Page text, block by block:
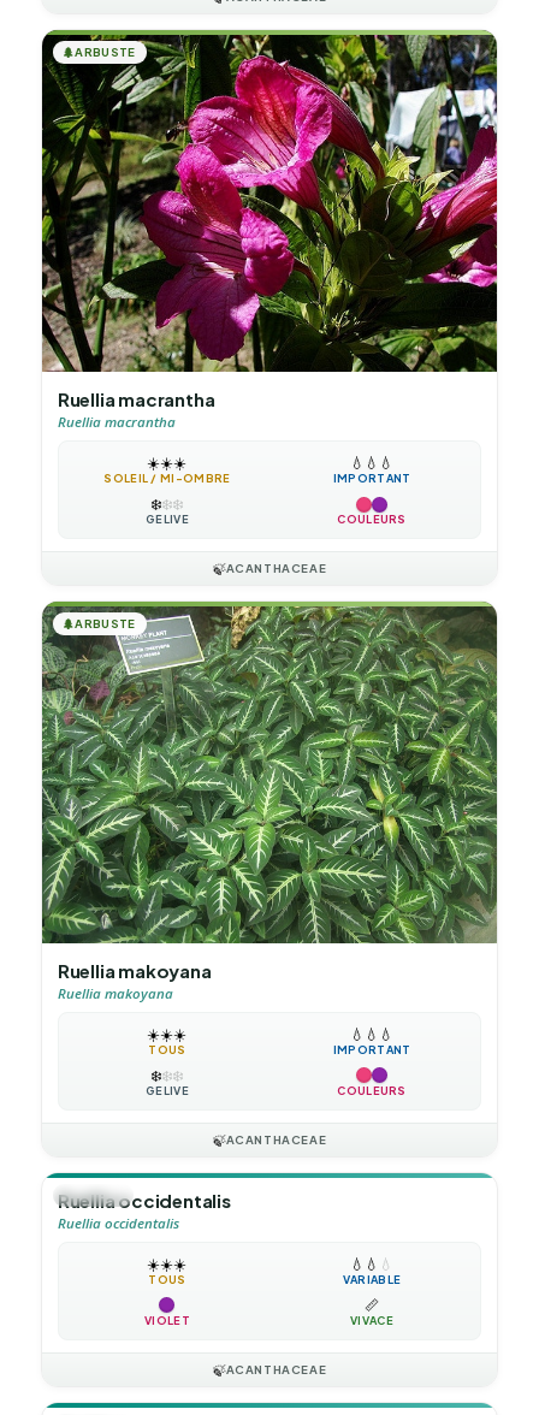
🌲ARBUSTE
Ruellia macrantha
Ruellia macrantha
☀️☀️☀️
SOLEIL / MI-OMBRE
💧 💧 💧
IMPORTANT
❄️❄️❄️
GÉLIVE COULEURS
🍃ACANTHACEAE
🌲ARBUSTE
Ruellia makoyana
Ruellia makoyana
☀️☀️☀️
TOUS
💧 💧 💧
IMPORTANT
❄️❄️❄️
GÉLIVE COULEURS
🍃ACANTHACEAE
🪴VIVACE
Ruellia occidentalis
Ruellia occidentalis
☀️☀️☀️
TOUS
💧 💧 💧
VARIABLE
VIOLET
📏
VIVACE
🍃ACANTHACEAE